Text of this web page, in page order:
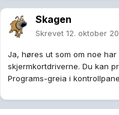
Skagen
Skrevet 12. oktober
Ja, høres ut som om noe
skjermkortdriverne. Du kan
Programs-greia i